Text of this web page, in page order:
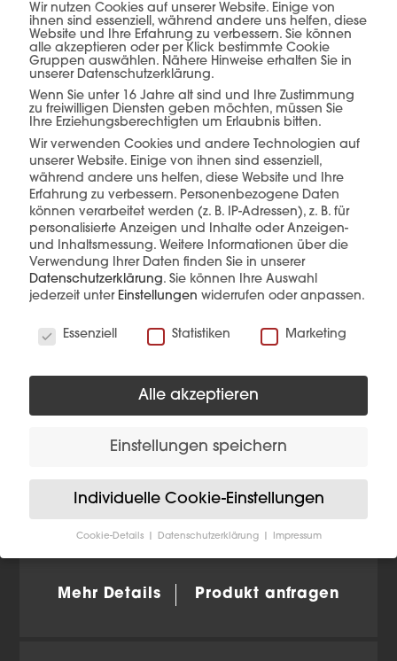
mehr erfahren
Diese Produkte könnten Sie auch
interessieren
NV EB SNOK Chrom
Mehr Details Produkt anfragen
Wir nutzen Cookies auf unserer Website. Einige von
ihnen sind essenziell, während andere uns helfen, diese
Website und Ihre Erfahrung zu verbessern. Sie können
alle akzeptieren oder per Klick bestimmte Cookie
Gruppen auswählen. Nähere Hinweise erhalten Sie in
unserer Datenschutzerklärung.
Wenn Sie unter 16 Jahre alt sind und Ihre Zustimmung
zu freiwilligen Diensten geben möchten, müssen Sie
Ihre Erziehungsberechtigten um Erlaubnis bitten.
Wir verwenden Cookies und andere Technologien auf
unserer Website. Einige von ihnen sind essenziell,
während andere uns helfen, diese Website und Ihre
Erfahrung zu verbessern. Personenbezogene Daten
können verarbeitet werden (z. B. IP-Adressen), z. B. für
personalisierte Anzeigen und Inhalte oder Anzeigen-
und Inhaltsmessung. Weitere Informationen über die
Verwendung Ihrer Daten finden Sie in unserer
Datenschutzerklärung. Sie können Ihre Auswahl
jederzeit unter Einstellungen widerrufen oder anpassen.
Essenziell
Statistiken Marketing
Alle akzeptieren
Einstellungen speichern
Individuelle Cookie-Einstellungen
Cookie-Details Datenschutzerklärung Impressum
Datenschutzeinstellungen
Wenn Sie unter 16 Jahre alt sind und Ihre Zustimmung
zu freiwilligen Diensten geben möchten, müssen Sie